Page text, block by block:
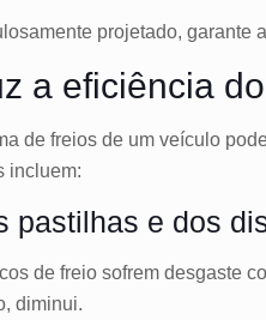
projetado,
a eficiência
de freios de um veículo
incluem:
pastilhas e dos
de freio sofrem desgaste
diminui.